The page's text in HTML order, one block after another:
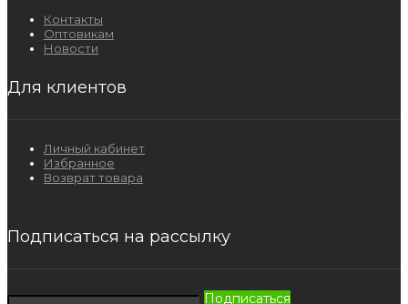
Контакты
Оптовикам
Новости
Для клиентов
Личный кабинет
Избранное
Возврат товара
Подписаться на рассылку
Подписаться